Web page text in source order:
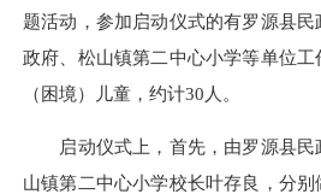
题活动 ，参加启动仪式的有罗源县民
政府
松山镇第二中心小学等单位工
（困境）儿童，约计30人 。
启动仪式上，首先，由罗源县民
山镇第二中心小学校长叶存良 ，分